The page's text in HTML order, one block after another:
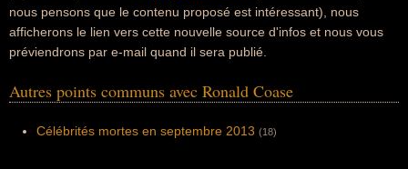
nous pensons que le contenu proposé est intéressant), nous
afficherons le lien vers cette nouvelle source d'infos et nous vous
préviendrons par e-mail quand il sera publié.
Autres points communs avec Ronald Coase
Célébrités mortes en septembre 2013 (18)